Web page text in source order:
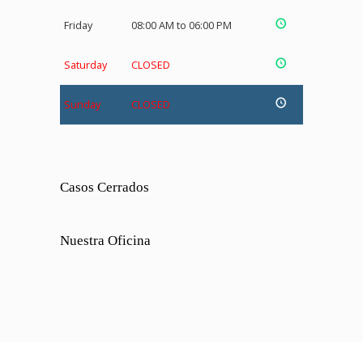
Friday 08:00 AM to 06:00 PM
Saturday CLOSED
Sunday CLOSED
Casos Cerrados
Nuestra Oficina